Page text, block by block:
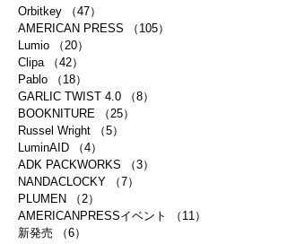
Orbitkey （47）
AMERICAN PRESS
（105）
Lumio
（20）
Clipa
（42）
Pablo
（18）
GARLIC TWIST 4.0
（8）
BOOKNITURE
（25）
Russel Wright
（5）
LuminAID
（4）
ADK PACKWORKS
（3）
NANDACLOCKY
（7）
PLUMEN
（2）
AMERICANPRESSイベント
（11）
新発売
（6）